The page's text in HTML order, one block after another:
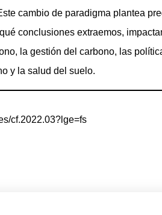
cambio de paradigma plantea
conclusiones extraemos,
la gestión del carbono, las
y la salud del suelo.
cf.2022.03?lge=fs